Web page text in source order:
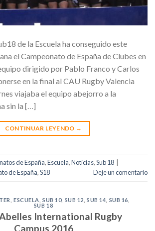
de la Escuela ha conseguido este
el Campeonato de España de Clubes en
dirigido por Pablo Franco y Carlos
en la final al CAU Rugby Valencia
viajaba el equipo abejorro a la
sin la […]
CONTINUAR LEYENDO →
de España,Escuela,Noticias,Sub 18
de España,S18 Deje un comentario
,ESCUELA ,SUB 10, SUB 12 ,SUB 14 SUB 16
SUB 18
Abelles International Rugby
Campus 2016